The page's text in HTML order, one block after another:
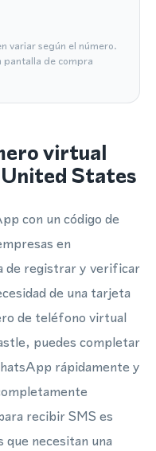
variar según el número.
de compra
virtual
States
con un código de
en
de registrar y verificar
de una tarjeta
de teléfono virtual
puedes completar
rápidamente y
recibir SMS es
necesitan una